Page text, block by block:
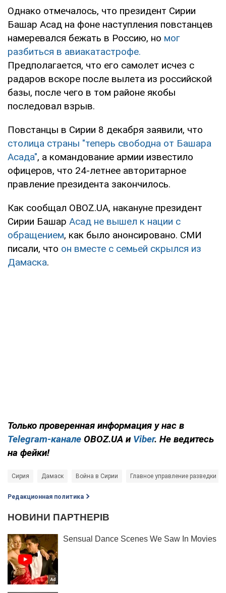
Однако отмечалось, что президент Сирии
Башар Асад на фоне наступления повстанцев
намеревался бежать в Россию, но мог
разбиться в авиакатастрофе.
Предполагается, что его самолет исчез с
радаров вскоре после вылета из российской
базы, после чего в том районе якобы
последовал взрыв.
Повстанцы в Сирии 8 декабря заявили, что
столица страны "теперь свободна от Башара
Асада", а командование армии известило
офицеров, что 24-летнее авторитарное
правление президента закончилось.
Как сообщал OBOZ.UA, накануне президент
Сирии Башар Асад не вышел к нации с
обращением, как было анонсировано. СМИ
писали, что он вместе с семьей скрылся из
Дамаска.
Только проверенная информация у нас в
Telegram-канале OBOZ.UA и Viber. Не ведитесь
на фейки!
Сирия Дамаск Война в Сирии Главное управление разведки
Редакционная политика